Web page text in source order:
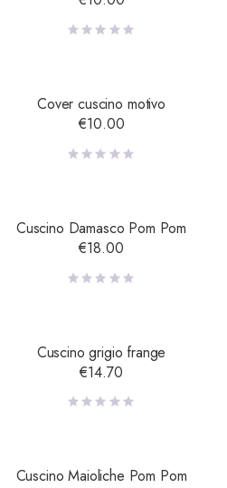
Cover cuscino motivo
€10.00
Cuscino Damasco Pom Pom
€18.00
Cuscino grigio frange
€14.70
Cuscino Maioliche Pom Pom